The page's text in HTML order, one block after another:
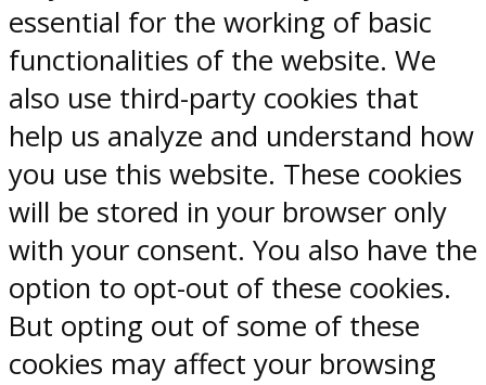
essential for the working of basic
functionalities of the website. We
also use third-party cookies that
help us analyze and understand how
you use this website. These cookies
will be stored in your browser only
with your consent. You also have the
option to opt-out of these cookies.
But opting out of some of these
cookies may affect your browsing